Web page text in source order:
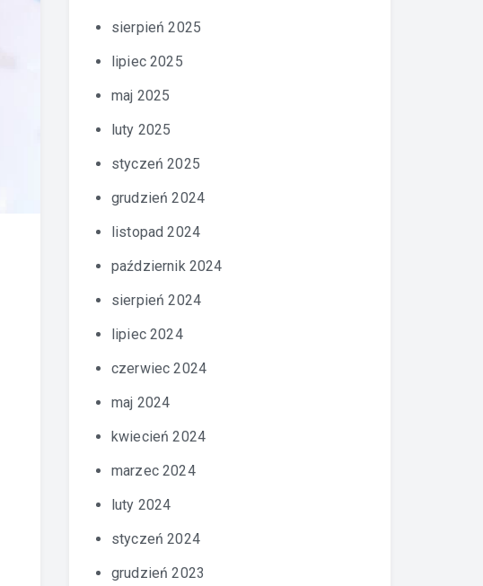
sierpień 2025
lipiec 2025
maj 2025
luty 2025
styczeń 2025
grudzień 2024
listopad 2024
październik 2024
sierpień 2024
lipiec 2024
czerwiec 2024
maj 2024
kwiecień 2024
marzec 2024
luty 2024
styczeń 2024
grudzień 2023